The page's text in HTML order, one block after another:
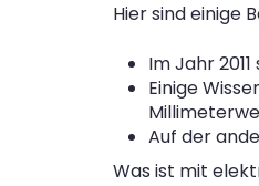
Hier sind einige
Im Jahr
Einige
Auf der
Was ist mit